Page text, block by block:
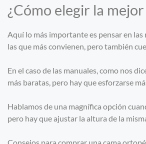
¿Cómo elegir la
Aquí lo más importante es pensar en las
las que más convienen, pero también
En el caso de las manuales, como nos
más baratas, pero hay que esforzarse
Hablamos de una magnífica opción
pero hay que ajustar la altura de la
Consejos para comprar una cama